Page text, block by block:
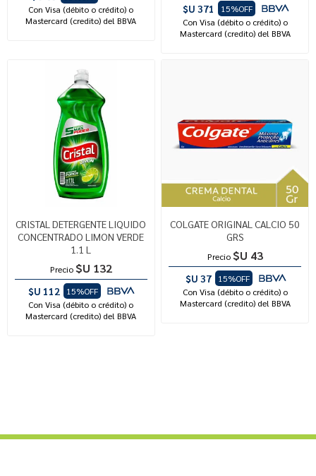
Con Visa (débito o crédito) o
Mastercard (credito) del BBVA
$U 371
15%OFF
Con Visa (débito o crédito) o
Mastercard (credito) del BBVA
CRISTAL DETERGENTE LIQUIDO
CONCENTRADO LIMON VERDE
1.1 L
Precio $U 132
$U 112
15%OFF
Con Visa (débito o crédito) o
Mastercard (credito) del BBVA
COLGATE ORIGINAL CALCIO 50
GRS
Precio $U 43
$U 37
15%OFF
Con Visa (débito o crédito) o
Mastercard (credito) del BBVA